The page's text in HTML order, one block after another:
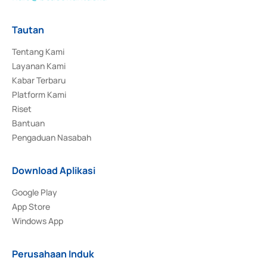
Tautan
Tentang Kami
Layanan Kami
Kabar Terbaru
Platform Kami
Riset
Bantuan
Pengaduan Nasabah
Download Aplikasi
Google Play
App Store
Windows App
Perusahaan Induk